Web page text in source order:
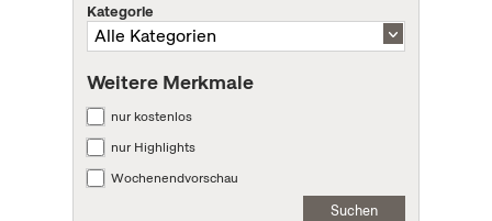
Kategorie
Weitere Merkmale
nur kostenlos
nur Highlights
Wochenendvorschau
Suchen